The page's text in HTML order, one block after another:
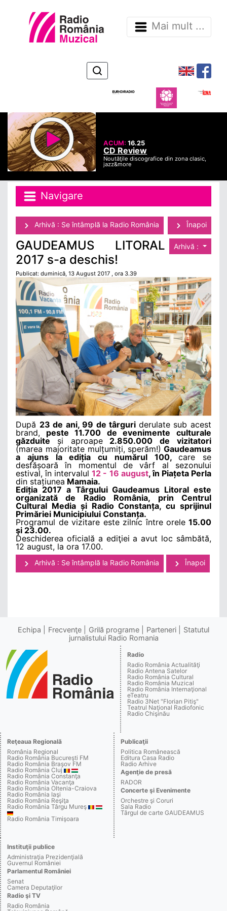
Mai mult ...
ACUM:16.25
CD Review
Noutăţile discografice din zona clasic,
jazz&more
Navigare
Arhivă : Se întâmplă la Radio România Înapoi
Arhivă :
GAUDEAMUS LITORAL
2017 s-a deschis!
Publicat: duminică, 13 August 2017 , ora 3.39
După 23 de ani, 99 de târguri derulate sub acest
brand, peste 11.700 de evenimente culturale
găzduite și aproape2.850.000 de vizitatori
(marea majoritate mulțumiți, sperăm!) Gaudeamus
a ajuns la ediția cu numărul 100,care se
desfășoară în momentul de vârf al sezonului
estival, în intervalul12 - 16 august, în Piațeta Perla
din stațiunea Mamaia.
Ediția 2017 a Târgului Gaudeamus Litoral este
organizată de Radio România, prin Centrul
Cultural Media și Radio Constanța, cu sprijinul
Primăriei Municipiului Constanța.
Programul de vizitare este zilnic între orele 15.00
şi 23.00.
Deschiderea oficială a ediţiei a avut loc sâmbătă,
12 august, la ora 17.00.
Arhivă : Se întâmplă la Radio România Înapoi
Echipa Frecvenţe Grilă programe Parteneri
Statutul
jurnalistului Radio Romania
Radio
Radio România Actualităţi
Radio Antena Satelor
Radio România Cultural
Radio România Muzical
Radio România Internaţional
eTeatru
Radio 3Net "Florian Pitiş"
Teatrul Naţional Radiofonic
Radio Chişinău
Reţeaua Regională
România Regional
Radio România Bucureşti FM
Radio România Braşov FM
Radio România Cluj
Radio România Constanţa
Radio România Vacanţa
Radio România Oltenia-Craiova
Radio România Iaşi
Radio România Reşiţa
Radio România Târgu Mureş
Radio România Timişoara
Publicaţii
Politica Românească
Editura Casa Radio
Radio Arhive
Agenţie de presă
RADOR
Concerte şi Evenimente
Orchestre şi Coruri
Sala Radio
Târgul de carte GAUDEAMUS
Instituţii publice
Administraţia Prezidenţială
Guvernul României
Parlamentul României
Senat
Camera Deputaţilor
Radio şi TV
Radio România